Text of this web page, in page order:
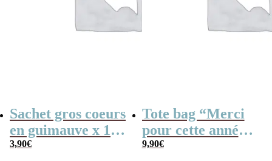
Sachet gros coeurs
en guimauve x 15
– “Merci” –
3,90€
Tote bag “Merci
pour cette année”
– Collection arc-
9,90€